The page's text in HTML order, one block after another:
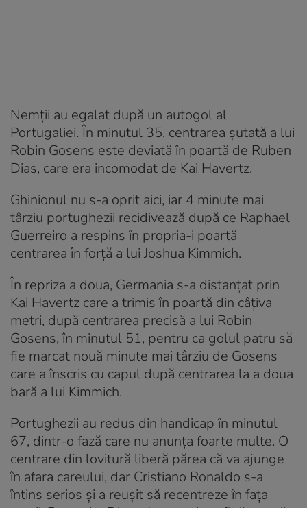
Nemții au egalat după un autogol al
Portugaliei. În minutul 35, centrarea șutată a lui
Robin Gosens este deviată în poartă de Ruben
Dias, care era incomodat de Kai Havertz.
Ghinionul nu s-a oprit aici, iar 4 minute mai
târziu portughezii recidivează după ce Raphael
Guerreiro a respins în propria-i poartă
centrarea în forță a lui Joshua Kimmich.
În repriza a doua, Germania s-a distanțat prin
Kai Havertz care a trimis în poartă din câțiva
metri, după centrarea precisă a lui Robin
Gosens, în minutul 51, pentru ca golul patru să
fie marcat nouă minute mai târziu de Gosens
care a înscris cu capul după centrarea la a doua
bară a lui Kimmich.
Portughezii au redus din handicap în minutul
67, dintr-o fază care nu anunța foarte multe. O
centrare din lovitură liberă părea că va ajunge
în afara careului, dar Cristiano Ronaldo s-a
întins serios și a reușit să recentreze în fața